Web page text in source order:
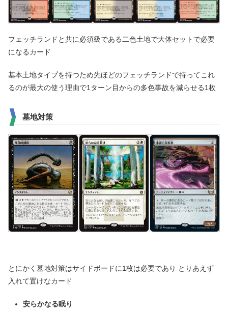
フェッチランドと共に必須級である二色土地で大体セットで必要
になるカード
基本土地タイプを持つため先ほどのフェッチランドで持ってこれ
るのが最大の使う理由で1ターン目からの多色事故を減らせる1枚
墓地対策
とにかく墓地対策はサイドボードに1枚は必要であり とりあえず
入れて置けなカード
安らかなる眠り